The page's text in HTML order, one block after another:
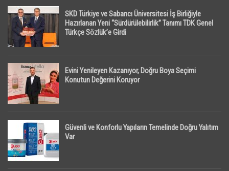
SKD Türkiye ve Sabancı Üniversitesi İş Birliğiyle
Hazırlanan Yeni “Sürdürülebilirlik” Tanımı TDK Genel
Türkçe Sözlük’e Girdi
Evini Yenileyen Kazanıyor, Doğru Boya Seçimi
Konutun Değerini Koruyor
Güvenli ve Konforlu Yapıların Temelinde Doğru Yalıtım
Var